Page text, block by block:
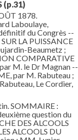
(p.31)
1878.
Laboulaye,
du Congrès --
LA PUISSANCE
Beaumetz ;
COMPARATIVE
M. le Dr Magnan --
par M. Rabuteau ;
Le Cordier,
SOMMAIRE :
question du
DES ALCOOLS
ALCOOLS DU